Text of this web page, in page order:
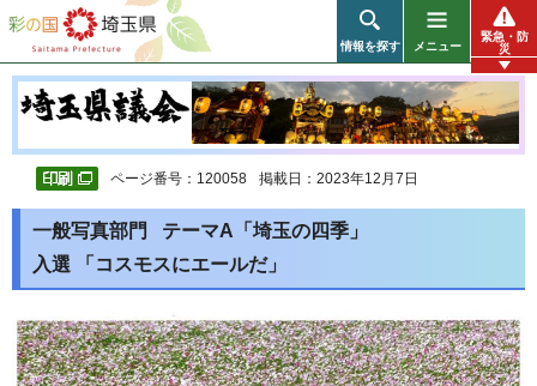
彩の国 埼玉県
情報を探す メニュー
緊急・防
災
ページ番号：120058 掲載日：2023年12月7日
一般写真部門 テーマA「埼玉の四季」
入選 「コスモスにエールだ」